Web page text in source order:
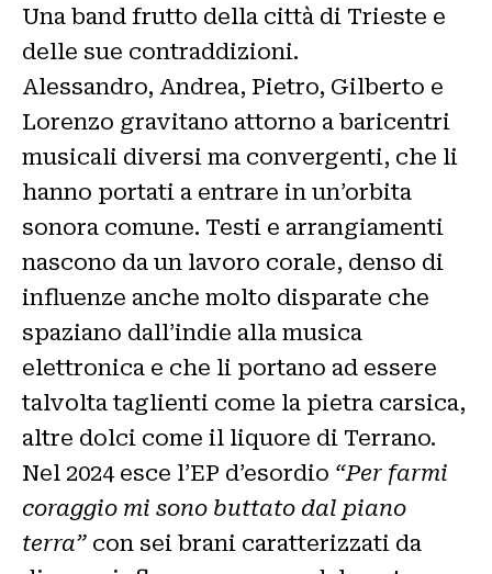
Una band frutto della città di Trieste e
delle sue contraddizioni.
Alessandro, Andrea, Pietro, Gilberto e
Lorenzo gravitano attorno a baricentri
musicali diversi ma convergenti, che li
hanno portati a entrare in un’orbita
sonora comune. Testi e arrangiamenti
nascono da un lavoro corale, denso di
influenze anche molto disparate che
spaziano dall’indie alla musica
elettronica e che li portano ad essere
talvolta taglienti come la pietra carsica,
altre dolci come il liquore di Terrano.
Nel 2024 esce l’EP d’esordio “Per farmi
coraggio mi sono buttato dal piano
terra” con sei brani caratterizzati da